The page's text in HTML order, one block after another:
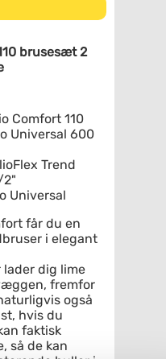
brusesæt 2
Comfort 110
Universal 600
Trend
2"
Universal
får du en
i elegant
dig lime
fremfor
også
hvis du
faktisk
så de kan